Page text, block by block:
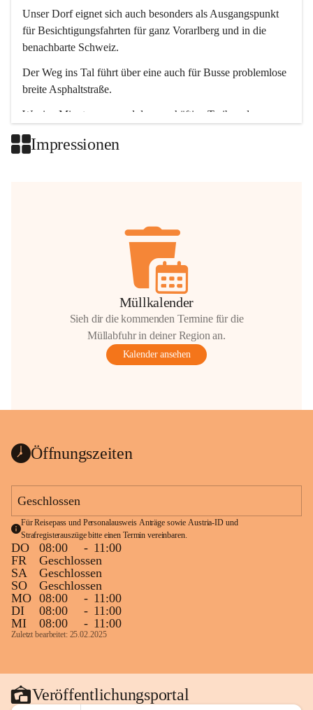
Unser Dorf eignet sich auch besonders als Ausgangspunkt
für Besichtigungsfahrten für ganz Vorarlberg und in die
benachbarte Schweiz.
Der Weg ins Tal führt über eine auch für Busse problemlose
breite Asphaltstraße.
Wenige Minuten nur, und das geschäftige Treiben der
Impressionen
Müllkalender
Sieh dir die kommenden Termine für die
Müllabfuhr in deiner Region an.
Kalender ansehen
Öffnungszeiten
Geschlossen
Für Reisepass und Personalausweis Anträge sowie Austria-ID und
Strafregisterauszüge bitte einen Termin vereinbaren.
DO 08:00 - 11:00
FR
Geschlossen
SA
Geschlossen
SO
Geschlossen
MO 08:00 - 11:00
DI
08:00 - 11:00
MI
08:00 - 11:00
Zuletzt bearbeitet: 25.02.2025
Veröffentlichungsportal